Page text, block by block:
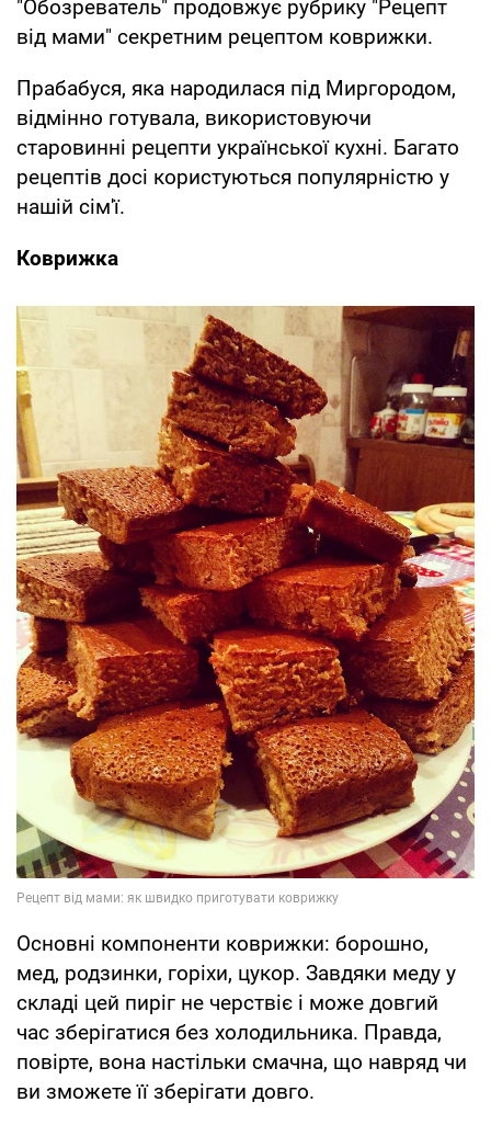
"Обозреватель" продовжує рубрику "Рецепт
від мами" секретним рецептом коврижки.
Прабабуся, яка народилася під Миргородом,
відмінно готувала, використовуючи
старовинні рецепти української кухні. Багато
рецептів досі користуються популярністю у
нашій сім'ї.
Коврижка
Основні компоненти коврижки: борошно,
мед, родзинки, горіхи, цукор. Завдяки меду у
складі цей пиріг не черствіє і може довгий
час зберігатися без холодильника. Правда,
повірте, вона настільки смачна, що навряд чи
ви зможете її зберігати довго.